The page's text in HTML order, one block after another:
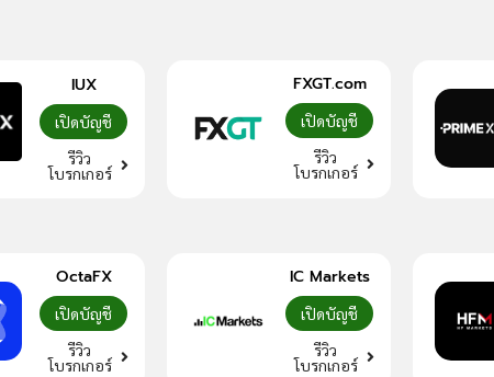
IUX
เปิดบัญชี
รีวิว
โบรกเกอร์
FXGT.com
เปิดบัญชี
รีวิว
โบรกเกอร์
OctaFX
เปิดบัญชี
รีวิว
โบรกเกอร์
IC Markets
เปิดบัญชี
รีวิว
โบรกเกอร์